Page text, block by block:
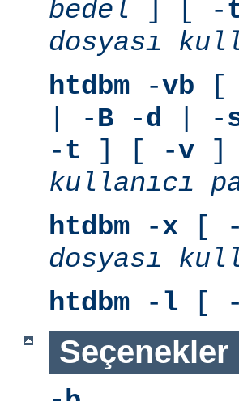
bedel ] [ -
dosyası
htdbm -vb [
| -B -d | -
-t ] [ -v ]
kullanıcı
htdbm -x [ -
dosyası
htdbm - l [ -
Seçenekler